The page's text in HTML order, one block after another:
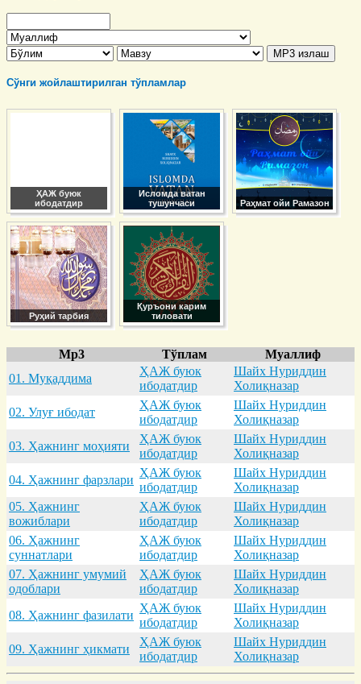
Сўнги жойлаштирилган тўпламлар
ҲАЖ буюк
ибодатдир
Исломда ватан
тушунчаси
Раҳмат ойи Рамазон
Руҳий тарбия
Қуръони карим
тиловати
Mp3 Тўплам
Муаллиф
01. Муқaддимa
ҲАЖ буюк
ибодатдир
Шайх Нуриддин
Холиқназар
02. Улуғ ибодaт
ҲАЖ буюк
ибодатдир
Шайх Нуриддин
Холиқназар
03. Ҳaжнинг моҳияти
ҲАЖ буюк
ибодатдир
Шайх Нуриддин
Холиқназар
04. Ҳaжнинг фaрзлaри
ҲАЖ буюк
ибодатдир
Шайх Нуриддин
Холиқназар
05. Ҳaжнинг
вожиблaри
ҲАЖ буюк
ибодатдир
Шайх Нуриддин
Холиқназар
06. Ҳaжнинг
суннaтлaри
ҲАЖ буюк
ибодатдир
Шайх Нуриддин
Холиқназар
07. Ҳaжнинг умумий
одоблaри
ҲАЖ буюк
ибодатдир
Шайх Нуриддин
Холиқназар
08. Ҳaжнинг фaзилaти
ҲАЖ буюк
ибодатдир
Шайх Нуриддин
Холиқназар
09. Ҳaжнинг ҳикмaти
ҲАЖ буюк
ибодатдир
Шайх Нуриддин
Холиқназар